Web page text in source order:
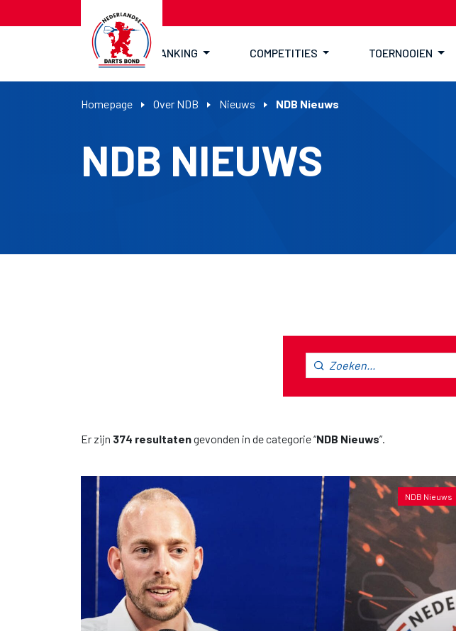
RANKING COMPETITIES TOERNOOIEN
Homepage Over NDB Nieuws NDB Nieuws
NDB NIEUWS
Er zijn 374 resultatengevonden in de categorie “NDB Nieuws”.
NDB Nieuws